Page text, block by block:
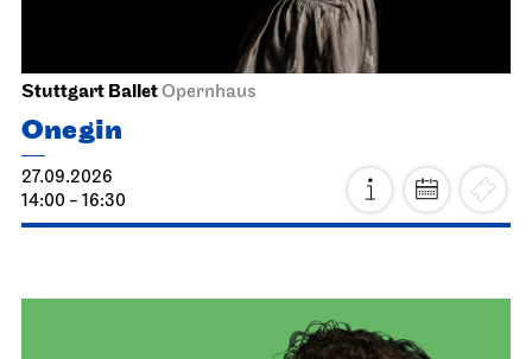
Stuttgart BalletOpernhaus
Onegin
27.09.2026
14:00 - 16:30